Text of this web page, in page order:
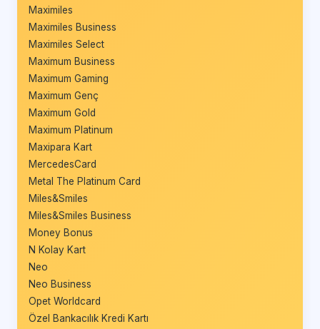
Maximiles
Maximiles Business
Maximiles Select
Maximum Business
Maximum Gaming
Maximum Genç
Maximum Gold
Maximum Platinum
Maxipara Kart
MercedesCard
Metal The Platinum Card
Miles&Smiles
Miles&Smiles Business
Money Bonus
N Kolay Kart
Neo
Neo Business
Opet Worldcard
Özel Bankacılık Kredi Kartı